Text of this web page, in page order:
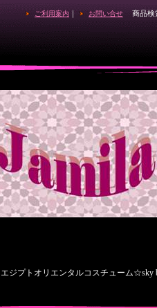
ご利用案内 ｜ お問い合せ 商品検
エジプトオリエンタルコスチューム☆sky